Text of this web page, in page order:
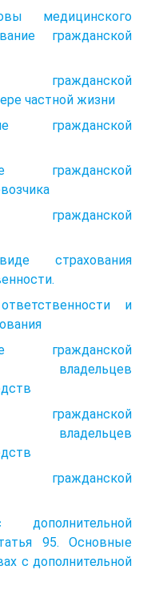
медицинского
гражданской
гражданской
частной жизни
гражданской
гражданской
страхования
и
гражданской
владельцев
гражданской
владельцев
95. Основные
с дополнительной